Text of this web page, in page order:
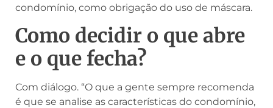
condomínio, como obrigação do uso de máscara.
Como decidir o que abre
e o que fecha?
Com diálogo. “O que a gente sempre recomenda
é que se analise as características do condomínio,